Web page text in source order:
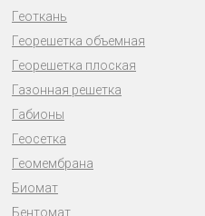
Геоткань
Георешетка объемная
Георешетка плоская
Газонная решетка
Габионы
Геосетка
Геомембрана
Биомат
Бентомат